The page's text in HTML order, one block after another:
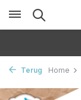
Terug Home